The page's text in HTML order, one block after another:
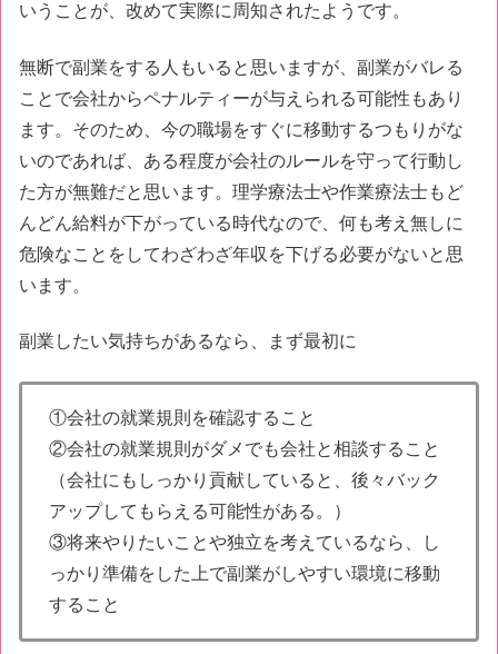
いうことが、改めて実際に周知されたようです。
無断で副業をする人もいると思いますが、副業がバレる
ことで会社からペナルティーが与えられる可能性もあり
ます。そのため、今の職場をすぐに移動するつもりがな
いのであれば、ある程度が会社のルールを守って行動し
た方が無難だと思います。理学療法士や作業療法士もど
んどん給料が下がっている時代なので、何も考え無しに
危険なことをしてわざわざ年収を下げる必要がないと思
います。
副業したい気持ちがあるなら、まず最初に
①会社の就業規則を確認すること
②会社の就業規則がダメでも会社と相談すること
（会社にもしっかり貢献していると、後々バック
アップしてもらえる可能性がある。）
③将来やりたいことや独立を考えているなら、し
っかり準備をした上で副業がしやすい環境に移動
すること